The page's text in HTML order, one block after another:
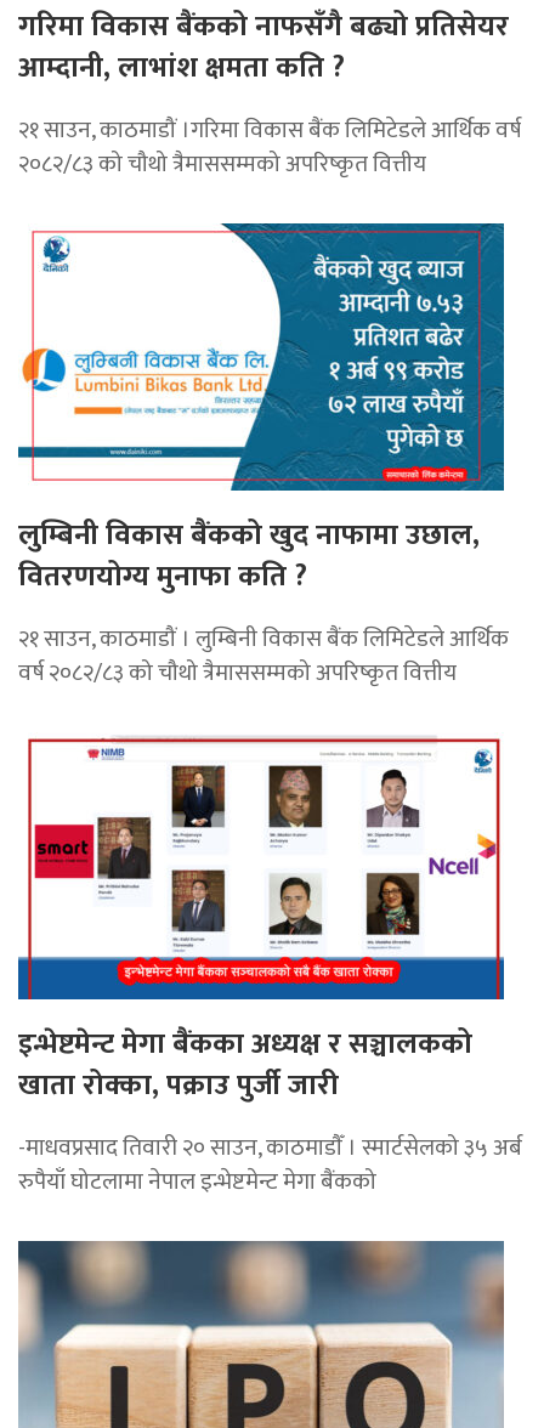
गरिमा विकास बैंकको नाफसँगै बढ्यो प्रतिसेयर
आम्दानी, लाभांश क्षमता कति ?
२१ साउन, काठमाडौं ।गरिमा विकास बैंक लिमिटेडले आर्थिक वर्ष
२०८२/८३ को चौथो त्रैमाससम्मको अपरिष्कृत वित्तीय
लुम्बिनी विकास बैंकको खुद नाफामा उछाल,
वितरणयोग्य मुनाफा कति ?
२१ साउन, काठमाडौं । लुम्बिनी विकास बैंक लिमिटेडले आर्थिक
वर्ष २०८२/८३ को चौथो त्रैमाससम्मको अपरिष्कृत वित्तीय
इन्भेष्टमेन्ट मेगा बैंकका अध्यक्ष र सञ्चालकको
खाता रोक्का, पक्राउ पुर्जी जारी
-माधवप्रसाद तिवारी २० साउन, काठमाडाैँ । स्मार्टसेलको ३५ अर्ब
रुपैयाँ घोटलामा नेपाल इन्भेष्टमेन्ट मेगा बैंकको